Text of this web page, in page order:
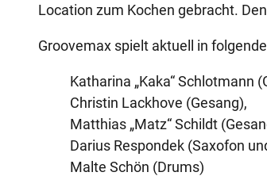
Location zum Kochen gebracht.
Groovemax spielt aktuell in
Katharina „Kaka“ Schlotmann
Christin Lackhove (Gesang),
Matthias „Matz“ Schildt
Darius Respondek (Saxofon
Malte Schön (Drums)